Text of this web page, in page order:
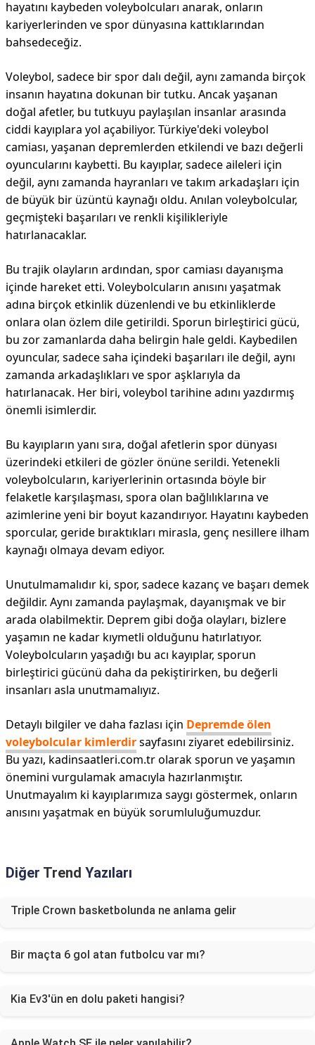
hayatını kaybeden voleybolcuları anarak, onların
kariyerlerinden ve spor dünyasına kattıklarından
bahsedeceğiz.
Voleybol, sadece bir spor dalı değil, aynı zamanda birçok
insanın hayatına dokunan bir tutku. Ancak yaşanan
doğal afetler, bu tutkuyu paylaşılan insanlar arasında
ciddi kayıplara yol açabiliyor. Türkiye'deki voleybol
camiası, yaşanan depremlerden etkilendi ve bazı değerli
oyuncularını kaybetti. Bu kayıplar, sadece aileleri için
değil, aynı zamanda hayranları ve takım arkadaşları için
de büyük bir üzüntü kaynağı oldu. Anılan voleybolcular,
geçmişteki başarıları ve renkli kişilikleriyle
hatırlanacaklar.
Bu trajik olayların ardından, spor camiası dayanışma
içinde hareket etti. Voleybolcuların anısını yaşatmak
adına birçok etkinlik düzenlendi ve bu etkinliklerde
onlara olan özlem dile getirildi. Sporun birleştirici gücü,
bu zor zamanlarda daha belirgin hale geldi. Kaybedilen
oyuncular, sadece saha içindeki başarıları ile değil, aynı
zamanda arkadaşlıkları ve spor aşklarıyla da
hatırlanacak. Her biri, voleybol tarihine adını yazdırmış
önemli isimlerdir.
Bu kayıpların yanı sıra, doğal afetlerin spor dünyası
üzerindeki etkileri de gözler önüne serildi. Yetenekli
voleybolcuların, kariyerlerinin ortasında böyle bir
felaketle karşılaşması, spora olan bağlılıklarına ve
azimlerine yeni bir boyut kazandırıyor. Hayatını kaybeden
sporcular, geride bıraktıkları mirasla, genç nesillere ilham
kaynağı olmaya devam ediyor.
Unutulmamalıdır ki, spor, sadece kazanç ve başarı demek
değildir. Aynı zamanda paylaşmak, dayanışmak ve bir
arada olabilmektir. Deprem gibi doğa olayları, bizlere
yaşamın ne kadar kıymetli olduğunu hatırlatıyor.
Voleybolcuların yaşadığı bu acı kayıplar, sporun
birleştirici gücünü daha da pekiştirirken, bu değerli
insanları asla unutmamalıyız.
Detaylı bilgiler ve daha fazlası için Depremde ölen
voleybolcular kimlerdirsayfasını ziyaret edebilirsiniz.
Bu yazı, kadinsaatleri.com.tr olarak sporun ve yaşamın
önemini vurgulamak amacıyla hazırlanmıştır.
Unutmayalım ki kayıplarımıza saygı göstermek, onların
anısını yaşatmak en büyük sorumluluğumuzdur.
Diğer Trend Yazıları
Triple Crown basketbolunda ne anlama gelir
Bir maçta 6 gol atan futbolcu var mı?
Kia Ev3'ün en dolu paketi hangisi?